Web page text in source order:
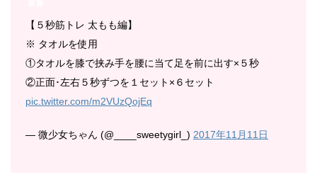
【５秒筋トレ 太もも編】
※ タオルを使用
①タオルを膝で挟み手を腰に当て足を前に出す×５秒
②正面･左右５秒ずつを１セット×６セット
pic.twitter.com/m2VUzQojEq
— 微少女ちゃん (@____sweetygirl_) 2017年11月11日